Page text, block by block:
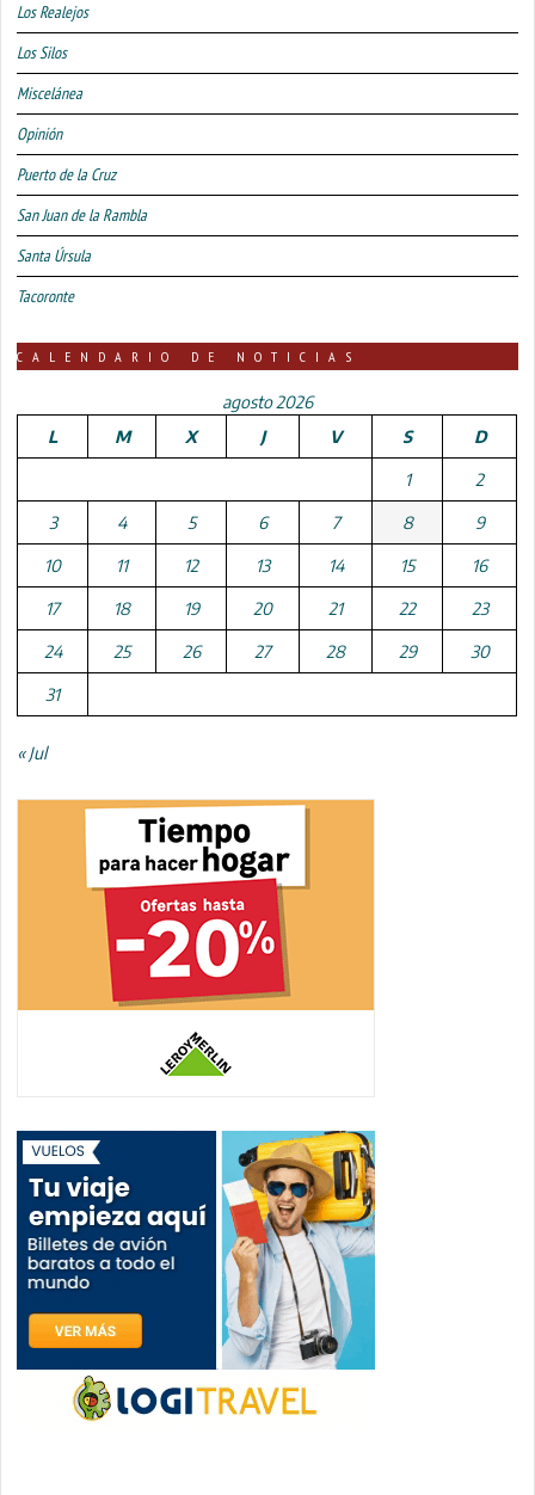
Los Realejos
Los Silos
Miscelánea
Opinión
Puerto de la Cruz
San Juan de la Rambla
Santa Úrsula
Tacoronte
CALENDARIO DE NOTICIAS
agosto 2026
L
M X J V S D
1 2
3 4 5 6 7 8 9
10 11 12 13 14 15 16
17 18 19 20 21 22 23
24 25 26 27 28 29 30
31
« Jul